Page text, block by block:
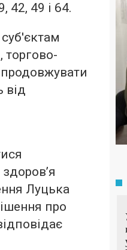
42, 49 і 64.
торгово-
від
Луцька
про